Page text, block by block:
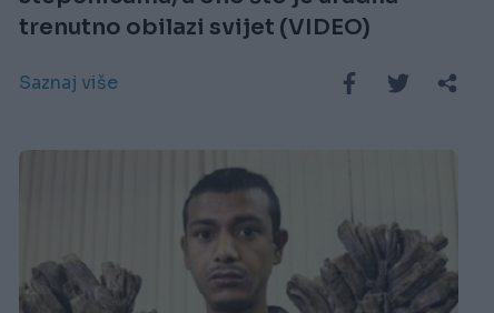
trenutno obilazi svijet (VIDEO)
Saznaj više